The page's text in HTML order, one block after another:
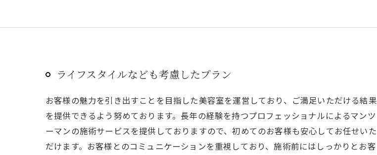
ライフスタイルなども考慮したプラン
お客様の魅力を引き出すことを目指した美容室を運営しており、ご満足いただける結果
を提供できるよう努めております。長年の経験を持つプロフェッショナルによるマンツ
ーマンの施術サービスを提供しておりますので、初めてのお客様も安心してお任せいた
だけます。お客様とのコミュニケーションを重視しており、施術前にはしっかりとお客